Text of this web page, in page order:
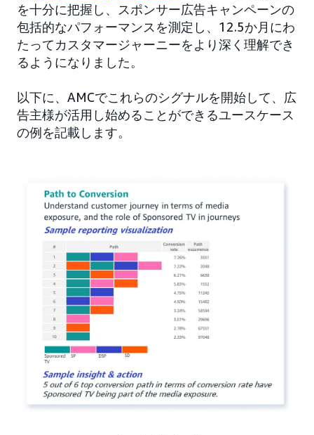
を十分に把握し、スポンサー広告キャンペーンの
包括的なパフォーマンスを測定し、12.5か月にわ
たってカスタマージャーニーをより深く理解でき
るようになりました。
以下に、AMCでこれらのシグナルを開始して、広
告主様が活用し始めることができるユースケース
の例を記載します。